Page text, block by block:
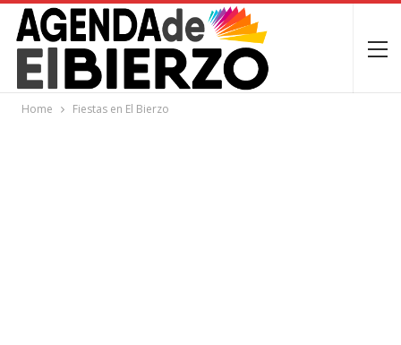
Home Fiestas en El Bierzo